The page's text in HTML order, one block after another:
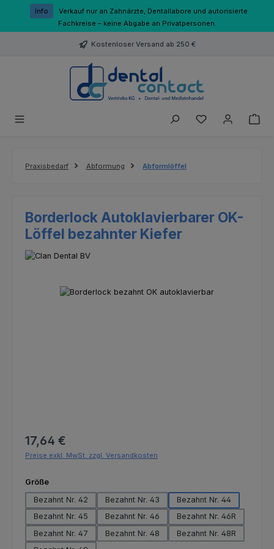
Zum Hauptinhalt springen
Info
Verkauf nur an Zahnärzte, Dentallabore und autorisierte
Fachkreise – keine Abgabe an Privatpersonen.
Kostenloser Versand ab 250 €
Du hast 0
Praxisbedarf Abformung Abformlöffel
Borderlock Autoklavierbarer OK-
Löffel bezahnter Kiefer
Bildergalerie überspringen
Regulärer Preis:
17,64 €
Preise exkl. MwSt. zzgl. Versandkosten
Größeauswählen
Bezahnt Nr. 42
Bezahnt Nr. 43
Bezahnt Nr. 44
Bezahnt Nr. 45
Bezahnt Nr. 46
Bezahnt Nr. 46R
Bezahnt Nr. 47
Bezahnt Nr. 48
Bezahnt Nr. 48R